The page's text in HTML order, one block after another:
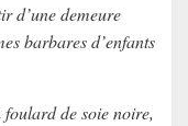
d’une demeure
barbares d’enfants
foulard de soie noire,